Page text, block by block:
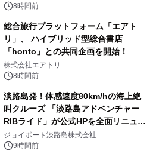
8時間前
総合旅行プラットフォーム「エアト
リ」、 ハイブリッド型総合書店
「honto」との共同企画を開始！
株式会社エアトリ
8時間前
淡路島発！体感速度80km/hの海上絶
叫クルーズ 「淡路島アドベンチャー
RIBライド」が公式HPを全面リニュー
アル！ ～スマホで即予約完了の「スマ
ート設計」へ刷新～
ジョイポート淡路島株式会社
9時間前